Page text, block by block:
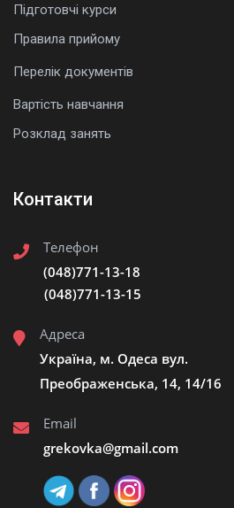
Підготовчі курси
Правила прийому
Перелік документів
Вартість навчання
Розклад занять
Контакти
Телефон
(048)771-13-18
(048)771-13-15
Адреса
Україна, м. Одеса вул.
Преображенська, 14, 14/16
Email
grekovka@gmail.сom